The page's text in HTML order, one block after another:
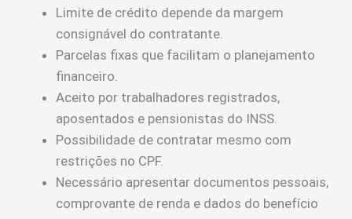
Limite de crédito depende da margem
consignável do contratante.
Parcelas fixas que facilitam o planejamento
financeiro.
Aceito por trabalhadores registrados,
aposentados e pensionistas do INSS.
Possibilidade de contratar mesmo com
restrições no CPF.
Necessário apresentar documentos pessoais,
comprovante de renda e dados do benefício